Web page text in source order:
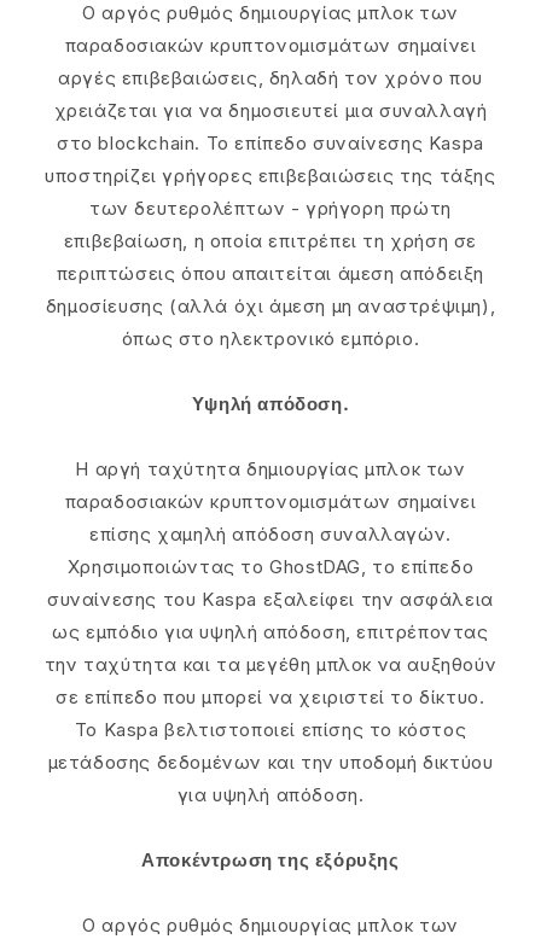
Ο αργός ρυθμός δημιουργίας μπλοκ των
παραδοσιακών κρυπτονομισμάτων σημαίνει
αργές επιβεβαιώσεις, δηλαδή τον χρόνο που
χρειάζεται για να δημοσιευτεί μια συναλλαγή
στο blockchain. Το επίπεδο συναίνεσης Kaspa
υποστηρίζει γρήγορες επιβεβαιώσεις της τάξης
των δευτερολέπτων - γρήγορη πρώτη
επιβεβαίωση, η οποία επιτρέπει τη χρήση σε
περιπτώσεις όπου απαιτείται άμεση απόδειξη
δημοσίευσης (αλλά όχι άμεση μη αναστρέψιμη),
όπως στο ηλεκτρονικό εμπόριο.
Υψηλή απόδοση.
Η αργή ταχύτητα δημιουργίας μπλοκ των
παραδοσιακών κρυπτονομισμάτων σημαίνει
επίσης χαμηλή απόδοση συναλλαγών.
Χρησιμοποιώντας το GhostDAG, το επίπεδο
συναίνεσης του Kaspa εξαλείφει την ασφάλεια
ως εμπόδιο για υψηλή απόδοση, επιτρέποντας
την ταχύτητα και τα μεγέθη μπλοκ να αυξηθούν
σε επίπεδο που μπορεί να χειριστεί το δίκτυο.
Το Kaspa βελτιστοποιεί επίσης το κόστος
μετάδοσης δεδομένων και την υποδομή δικτύου
για υψηλή απόδοση.
Αποκέντρωση της εξόρυξης
Ο αργός ρυθμός δημιουργίας μπλοκ των